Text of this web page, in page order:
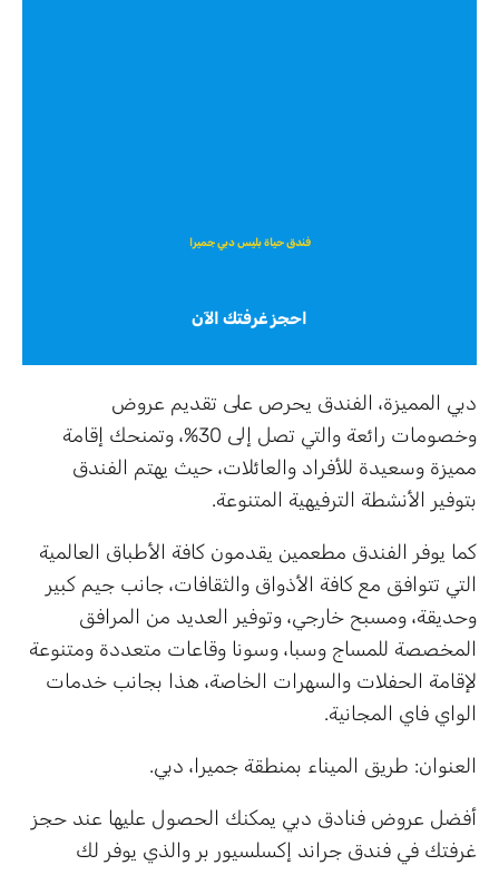
فندق حياة بليس دبي جميرا
احجز غرفتك الآن
دبي المميزة، الفندق يحرص على تقديم عروض
وخصومات رائعة والتي تصل إلى 30%، وتمنحك إقامة
مميزة وسعيدة للأفراد والعائلات، حيث يهتم الفندق
بتوفير الأنشطة الترفيهية المتنوعة.
كما يوفر الفندق مطعمين يقدمون كافة الأطباق العالمية
التي تتوافق مع كافة الأذواق والثقافات، جانب جيم كبير
وحديقة، ومسبح خارجي، وتوفير العديد من المرافق
المخصصة للمساج وسبا، وسونا وقاعات متعددة ومتنوعة
لإقامة الحفلات والسهرات الخاصة، هذا بجانب خدمات
الواي فاي المجانية.
العنوان: طريق الميناء بمنطقة جميرا، دبي.
أفضل عروض فنادق دبي يمكنك الحصول عليها عند حجز
غرفتك في فندق جراند إكسلسيور بر والذي يوفر لك